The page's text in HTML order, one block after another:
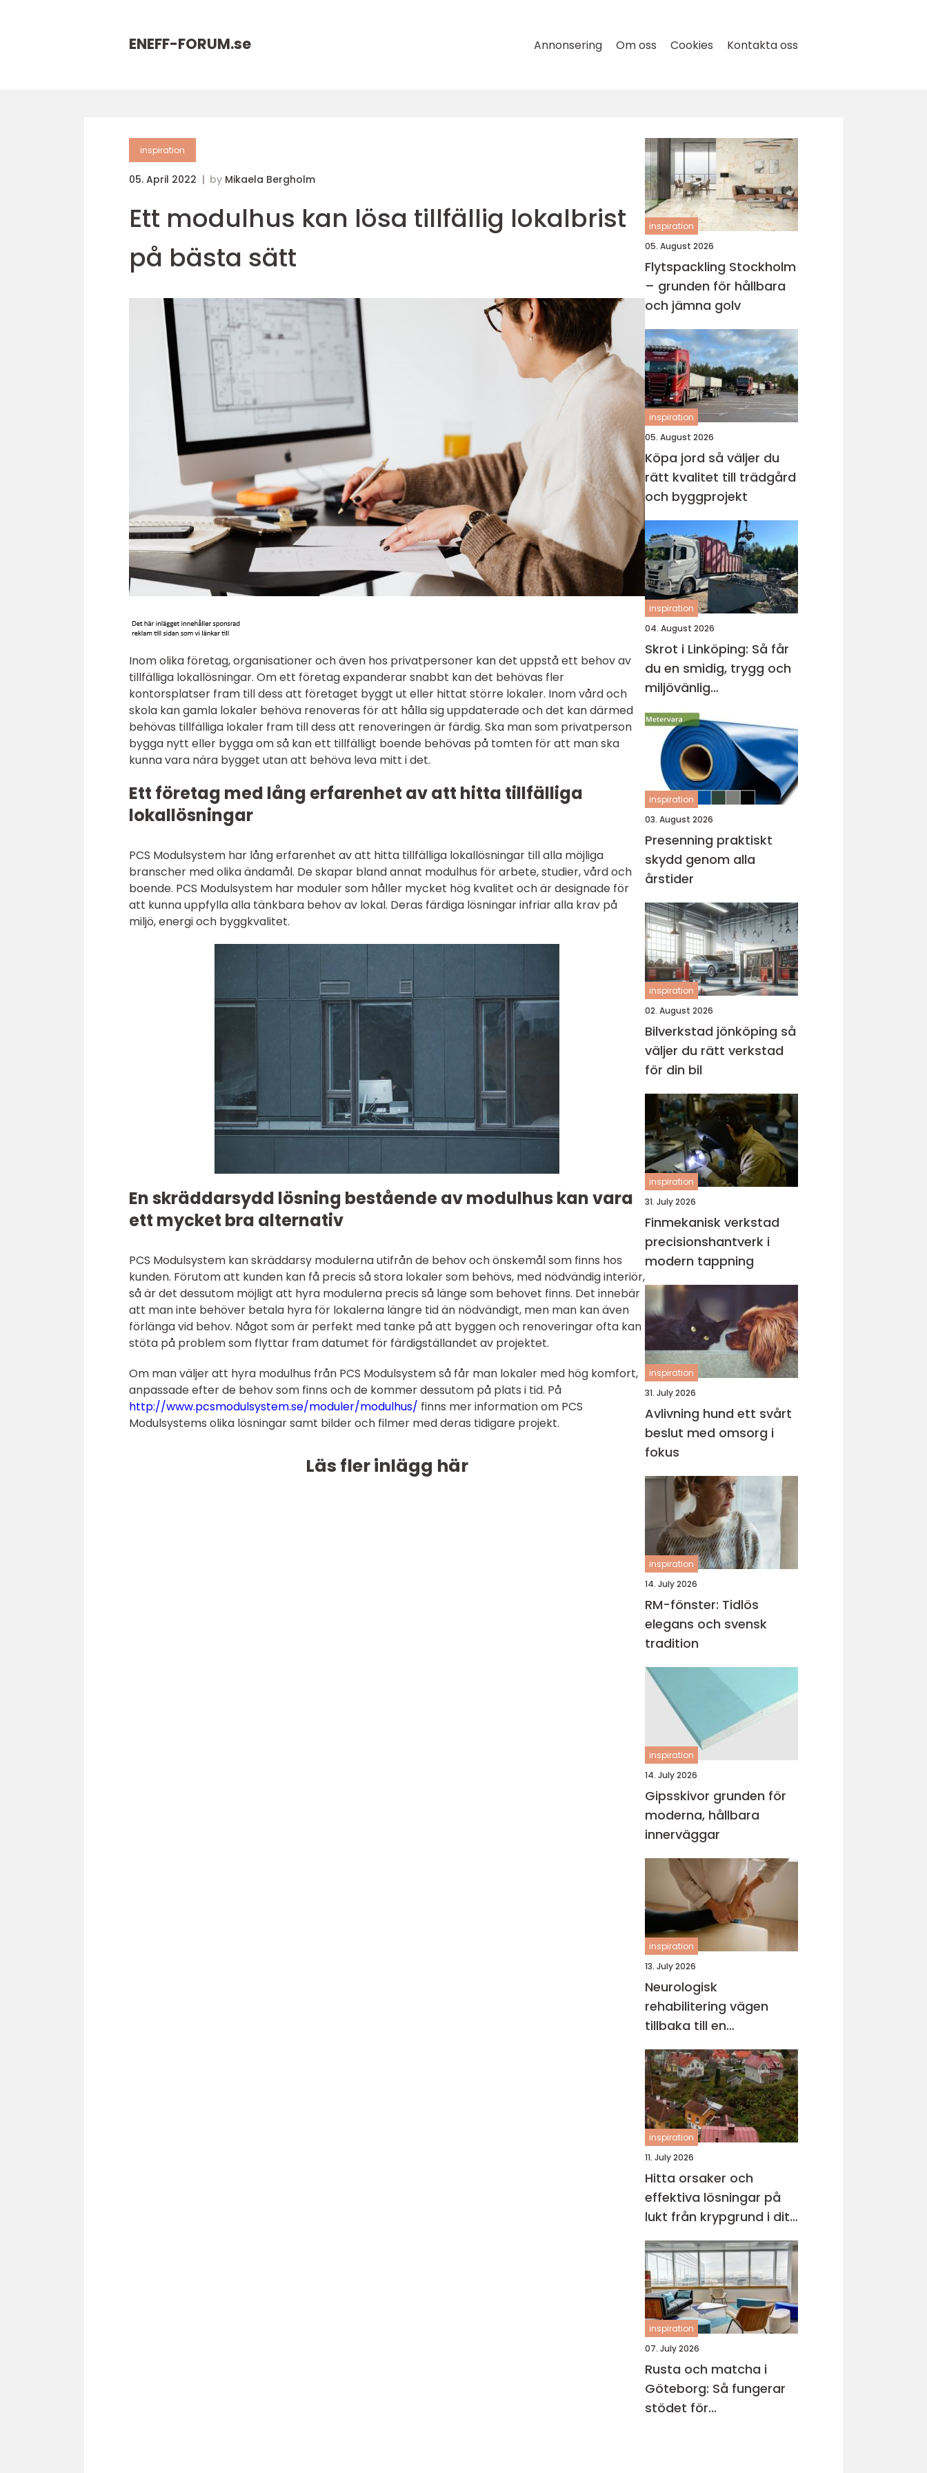
ENEFF-FORUM.se Annonsering Om oss Cookies Kontakta oss
inspiration
05. April 2022 by Mikaela Bergholm
Ett modulhus kan lösa tillfällig lokalbrist
på bästa sätt
Inom olika företag, organisationer och även hos privatpersoner kan det uppstå ett behov av
tillfälliga lokallösningar. Om ett företag expanderar snabbt kan det behövas fler
kontorsplatser fram till dess att företaget byggt ut eller hittat större lokaler. Inom vård och
skola kan gamla lokaler behöva renoveras för att hålla sig uppdaterade och det kan därmed
behövas tillfälliga lokaler fram till dess att renoveringen är färdig. Ska man som privatperson
bygga nytt eller bygga om så kan ett tillfälligt boende behövas på tomten för att man ska
kunna vara nära bygget utan att behöva leva mitt i det.
Ett företag med lång erfarenhet av att hitta tillfälliga
lokallösningar
PCS Modulsystem har lång erfarenhet av att hitta tillfälliga lokallösningar till alla möjliga
branscher med olika ändamål. De skapar bland annat modulhus för arbete, studier, vård och
boende. PCS Modulsystem har moduler som håller mycket hög kvalitet och är designade för
att kunna uppfylla alla tänkbara behov av lokal. Deras färdiga lösningar infriar alla krav på
miljö, energi och byggkvalitet.
En skräddarsydd lösning bestående av modulhus kan vara
ett mycket bra alternativ
PCS Modulsystem kan skräddarsy modulerna utifrån de behov och önskemål som finns hos
kunden. Förutom att kunden kan få precis så stora lokaler som behövs, med nödvändig interiör,
så är det dessutom möjligt att hyra modulerna precis så länge som behovet finns. Det innebär
att man inte behöver betala hyra för lokalerna längre tid än nödvändigt, men man kan även
förlänga vid behov. Något som är perfekt med tanke på att byggen och renoveringar ofta kan
stöta på problem som flyttar fram datumet för färdigställandet av projektet.
Om man väljer att hyra modulhus från PCS Modulsystem så får man lokaler med hög komfort,
anpassade efter de behov som finns och de kommer dessutom på plats i tid. På
http://www.pcsmodulsystem.se/moduler/modulhus/ finns mer information om PCS
Modulsystems olika lösningar samt bilder och filmer med deras tidigare projekt.
Läs fler inlägg här
inspiration
05. August 2026
Flytspackling Stockholm
– grunden för hållbara
och jämna golv
inspiration
05. August 2026
Köpa jord så väljer du
rätt kvalitet till trädgård
och byggprojekt
inspiration
04. August 2026
Skrot i Linköping: Så får
du en smidig, trygg och
miljövänlig
skrothantering
inspiration
03. August 2026
Presenning praktiskt
skydd genom alla
årstider
inspiration
02. August 2026
Bilverkstad jönköping så
väljer du rätt verkstad
för din bil
inspiration
31. July 2026
Finmekanisk verkstad
precisionshantverk i
modern tappning
inspiration
31. July 2026
Avlivning hund ett svårt
beslut med omsorg i
fokus
inspiration
14. July 2026
RM-fönster: Tidlös
elegans och svensk
tradition
inspiration
14. July 2026
Gipsskivor grunden för
moderna, hållbara
innerväggar
inspiration
13. July 2026
Neurologisk
rehabilitering vägen
tillbaka till en
fungerande vardag
inspiration
11. July 2026
Hitta orsaker och
effektiva lösningar på
lukt från krypgrund i ditt
hus
inspiration
07. July 2026
Rusta och matcha i
Göteborg: Så fungerar
stödet för